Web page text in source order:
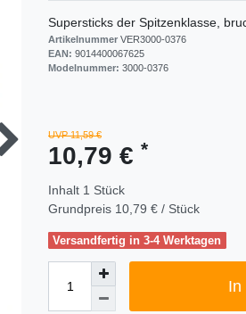
Supersticks der Spitzenklasse,
Artikelnummer VER3000-0376
EAN: 9014400067625
Modelnummer: 3000-0376
UVP 11,59 €
10,79 € *
Inhalt 1 Stück
Grundpreis 10,79 € / Stück
Versandfertig in 3-4 Werktagen
In